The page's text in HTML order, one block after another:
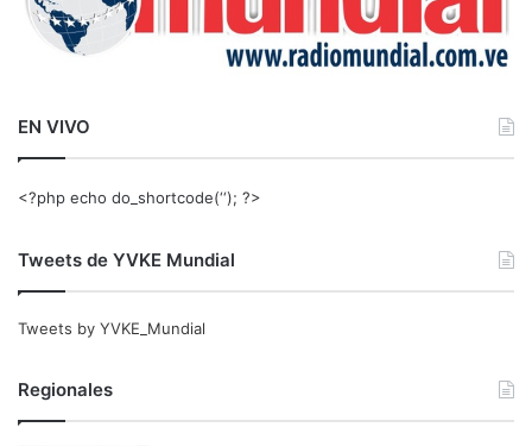
EN VIVO
<?php echo do_shortcode(‘‘); ?>
Tweets de YVKE Mundial
Tweets by YVKE_Mundial
Regionales